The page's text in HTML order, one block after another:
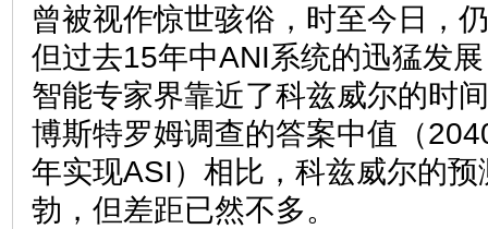
曾被视作惊世骇俗，时至今日，
但过去15年中ANI系统的迅猛发
智能专家界靠近了科兹威尔的时
博斯特罗姆调查的答案中值（
年实现ASI）相比，科兹威尔的
勃，但差距已然不多。